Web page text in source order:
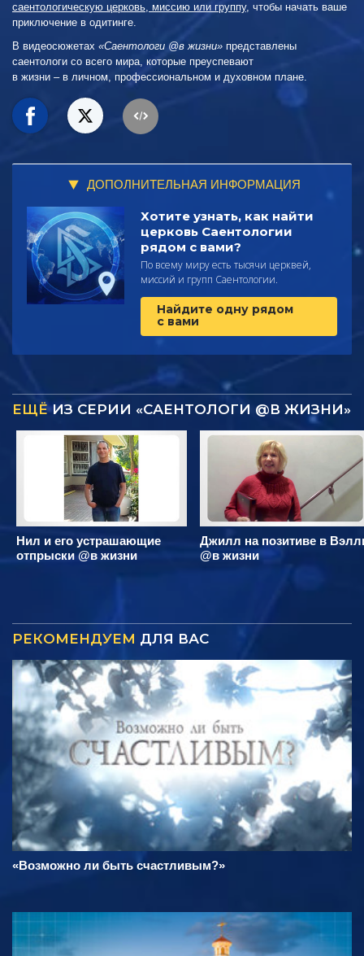
саентологическую церковь, миссию или группу, чтобы начать ваше
приключение в одитинге.
В видеосюжетах «Саентологи @в жизни» представлены
саентологи со всего мира, которые преуспевают
в жизни – в личном,
профессиональном и духовном плане.
ДОПОЛНИТЕЛЬНАЯ ИНФОРМАЦИЯ
Хотите узнать, как найти
церковь Саентологии
рядом с вами?
По всему миру есть тысячи церквей,
миссий и групп Саентологии.
Найдите одну рядом
с вами
ЕЩЁИЗ СЕРИИ «САЕНТОЛОГИ @В ЖИЗНИ»
Нил и его устрашающие
отпрыски @в жизни
Джилл на позитиве в
@в жизни
РЕКОМЕНДУЕМ ДЛЯ ВАС
«Возможно ли быть счастливым?»